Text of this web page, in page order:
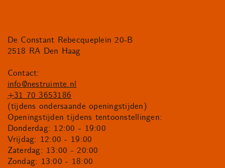
De Constant Rebecqueplein 20-B
2518 RA Den Haag
Contact:
info@nestruimte.nl
+31 70 3653186
(tijdens ondersaande openingstijden)
Openingstijden tijdens tentoonstellingen:
Donderdag: 12:00 - 19:00
Vrijdag: 12:00 - 19:00
Zaterdag: 13:00 - 20:00
Zondag: 13:00 - 18:00